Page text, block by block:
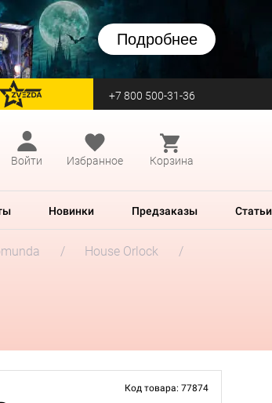
Подробнее
перейти на Zvezda +7 800 500-31-36
Войти
Избранное Корзина
Новинки Предзаказы Статьи
House Orlock
Код товара: 77874